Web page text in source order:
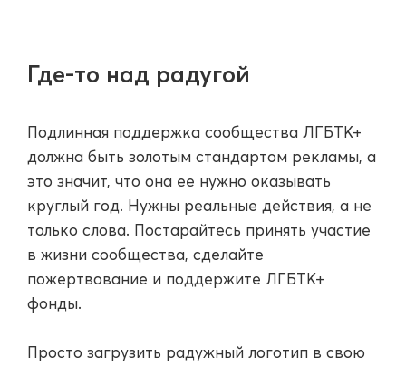
Где-то над радугой
Подлинная поддержка сообщества ЛГБТК+
должна быть золотым стандартом рекламы, а
это значит, что она ее нужно оказывать
круглый год. Нужны реальные действия, а не
только слова. Постарайтесь принять участие
в жизни сообщества, сделайте
пожертвование и поддержите ЛГБТК+
фонды.
Просто загрузить радужный логотип в свою